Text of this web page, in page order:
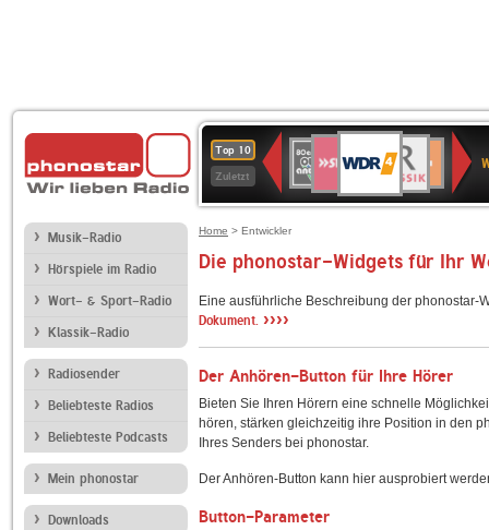
Top 10
Zuletzt
Deutschlandfunk
80er
90er
OLDIE
ANTENNE
4
KLASSIK
Kultur
Kultur
2
Musik-Radio
Hörspiele im Radio
Wort- & Sport-Radio
Klassik-Radio
Radiosender
Beliebteste Radios
Beliebteste Podcasts
Mein phonostar
Downloads
Home > Entwickler
Die phonostar-Widgets für Ihr
Eine ausführliche Beschreibung der
Dokument. ››››
Der Anhören-Button für Ihre Hörer
Bieten Sie Ihren Hörern eine schnelle
hören, stärken gleichzeitig ihre Position in den
Ihres Senders bei phonostar.
Der Anhören-Button kann hier ausprobiert
Button-Parameter